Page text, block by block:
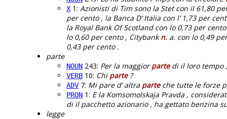
X 1: Azionisti di Tim sono la Stet con il 61,80
per cento , la Banca D’ Italia con l’ 1,73 per
la Royal Bank Of Scotland con lo 0,73 per
lo 0,60 per cento , Citybankn. a. con lo 0,49
0,43 per cento .
parte
NOUN 243: Per la maggiorpartedi il loro tempo
VERB 10: Chi parte?
ADV 7: Mi pare d’ altra parteche tutte le forze
PRON 1: E la Komsomolskaja Pravda ,
di il pacchetto azionario , ha gettato benzina
legge